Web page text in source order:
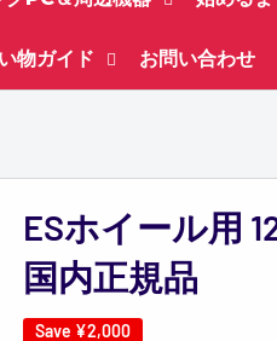
物ガイド お問い合わせ
ESホイール用
国内正規品
Save ¥2,000